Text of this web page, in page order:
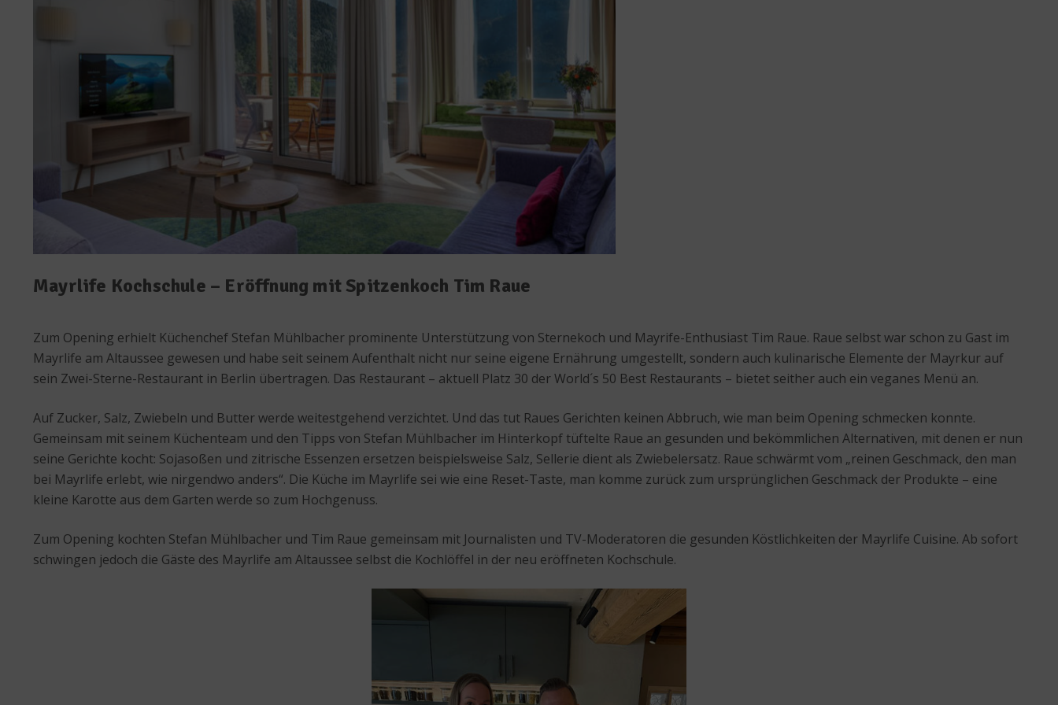
Mayrlife Kochschule – Eröffnung mit Spitzenkoch Tim Raue
Zum Opening erhielt Küchenchef Stefan Mühlbacher prominente Unterstützung von Sternekoch und Mayrife-Enthusiast Tim Raue. Raue selbst war schon zu Gast im
Mayrlife am Altaussee gewesen und habe seit seinem Aufenthalt nicht nur seine eigene Ernährung umgestellt, sondern auch kulinarische Elemente der Mayrkur auf
sein Zwei-Sterne-Restaurant in Berlin übertragen. Das Restaurant – aktuell Platz 30 der World´s 50 Best Restaurants – bietet seither auch ein veganes Menü an.
Auf Zucker, Salz, Zwiebeln und Butter werde weitestgehend verzichtet. Und das tut Raues Gerichten keinen Abbruch, wie man beim Opening schmecken konnte.
Gemeinsam mit seinem Küchenteam und den Tipps von Stefan Mühlbacher im Hinterkopf tüftelte Raue an gesunden und bekömmlichen Alternativen, mit denen er nun
seine Gerichte kocht: Sojasoßen und zitrische Essenzen ersetzen beispielsweise Salz, Sellerie dient als Zwiebelersatz. Raue schwärmt vom „reinen Geschmack, den man
bei Mayrlife erlebt, wie nirgendwo anders“. Die Küche im Mayrlife sei wie eine Reset-Taste, man komme zurück zum ursprünglichen Geschmack der Produkte – eine
kleine Karotte aus dem Garten werde so zum Hochgenuss.
Zum Opening kochten Stefan Mühlbacher und Tim Raue gemeinsam mit Journalisten und TV-Moderatoren die gesunden Köstlichkeiten der Mayrlife Cuisine. Ab sofort
schwingen jedoch die Gäste des Mayrlife am Altaussee selbst die Kochlöffel in der neu eröffneten Kochschule.